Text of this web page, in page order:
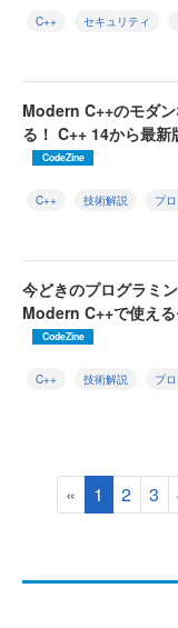
C++ セキュリティ
Modern C++のモダ
る！ C++ 14から最
CodeZine
C++ 技術解説 プ
今どきのプログラミ
Modern C++で使え
CodeZine
C++ 技術解説 プ
« 1 2 3